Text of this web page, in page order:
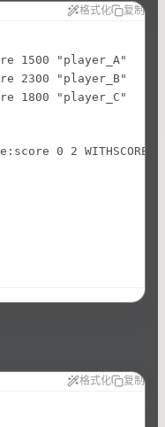
格式化 复制
1500 "player_A"
2300 "player_B"
1800 "player_C"
0 2 WITHSCORES
格式化 复制